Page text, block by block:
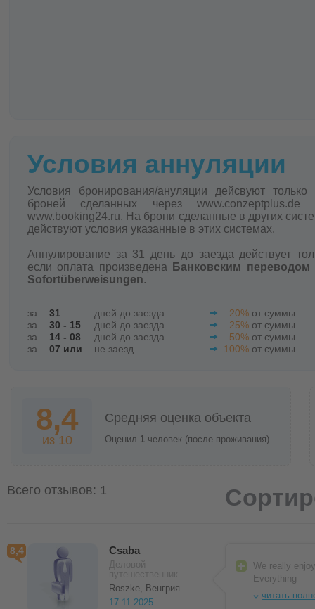
Условия аннуляции
Условия бронирования/ануляции дейсвуют только
броней сделанных через www.conzeptplus.de
www.booking24.ru. На брони сделанные в других
действуют условия указанные в этих системах.
Аннулирование за 31 день до заезда действует
если оплата произведена
Банковским переводом
Sofortüberweisungen.
за 31 дней до заезда 20% от суммы
за
30 - 15 дней до заезда 25% от суммы
за
14 - 08 дней до заезда 50% от суммы
за
07 или не заезд 100% от суммы
8,4
из 10
Средняя оценка объекта
Оценил 1 человек (после проживания)
Всего отзывов: 1
8,4 Csaba
Roszke, Венгрия
17.11.2025
We really
Everything
читать